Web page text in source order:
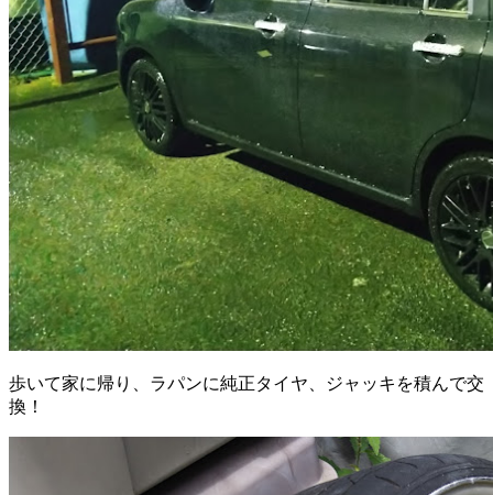
歩いて家に帰り、ラパンに純正タイヤ、ジャッキを積んで交
換！